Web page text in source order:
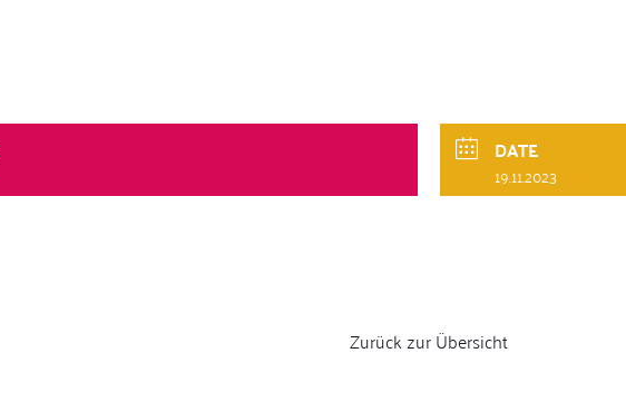
DATE
19.11.2023
Zurück zur Übersicht